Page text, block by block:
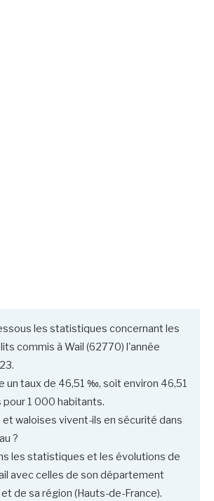
les statistiques concernant les
commis à Wail (62770) l'année
un taux de 46,51 ‰, soit environ 46,51
1 000 habitants.
et waloises vivent-ils en sécurité dans
?
les statistiques et les évolutions de
avec celles de son département
de sa région (Hauts-de-France).